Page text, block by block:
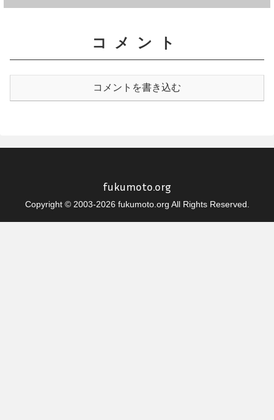
コメント
コメントを書き込む
fukumoto.org
Copyright © 2003-2026 fukumoto.org All Rights Reserved.